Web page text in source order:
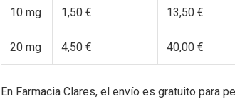
10 mg 1,50 € 13,50 €
20 mg 4,50 € 40,00 €
En Farmacia Clares, el envío es gratuito para